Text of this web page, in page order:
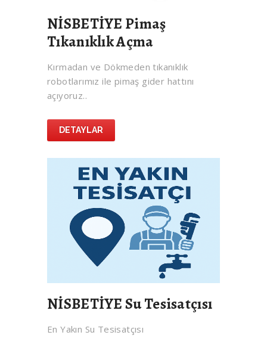
NİSBETİYE Pimaş
Tıkanıklık Açma
Kırmadan ve Dökmeden tıkanıklık
robotlarımız ile pimaş gider hattını
açıyoruz..
DETAYLAR
NİSBETİYE Su Tesisatçısı
En Yakın Su Tesisatçısı